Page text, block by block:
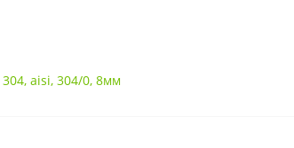
304, aisi, 304/0, 8мм